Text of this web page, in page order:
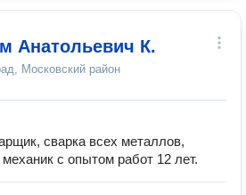
Анатольевич К.
Московский район
сварка всех металлов,
с опытом работ 12 лет.